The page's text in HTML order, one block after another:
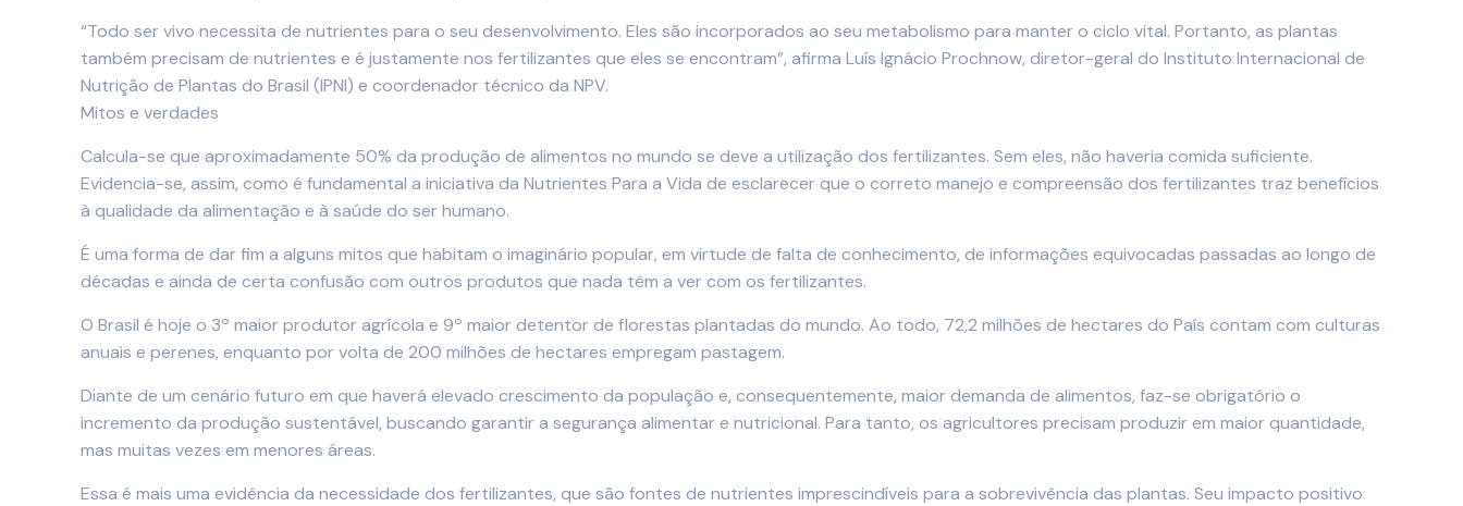
“Todo ser vivo necessita de nutrientes para o seu desenvolvimento. Eles são incorporados ao seu metabolismo para manter o ciclo vital. Portanto, as plantas
também precisam de nutrientes e é justamente nos fertilizantes que eles se encontram”, afirma Luís Ignácio Prochnow, diretor-geral do Instituto Internacional de
Nutrição de Plantas do Brasil (IPNI) e coordenador técnico da NPV.
Mitos e verdades
Calcula-se que aproximadamente 50% da produção de alimentos no mundo se deve a utilização dos fertilizantes. Sem eles, não haveria comida suficiente.
Evidencia-se, assim, como é fundamental a iniciativa da Nutrientes Para a Vida de esclarecer que o correto manejo e compreensão dos fertilizantes traz benefícios
à qualidade da alimentação e à saúde do ser humano.
É uma forma de dar fim a alguns mitos que habitam o imaginário popular, em virtude de falta de conhecimento, de informações equivocadas passadas ao longo de
décadas e ainda de certa confusão com outros produtos que nada têm a ver com os fertilizantes.
O Brasil é hoje o 3º maior produtor agrícola e 9º maior detentor de florestas plantadas do mundo. Ao todo, 72,2 milhões de hectares do País contam com culturas
anuais e perenes, enquanto por volta de 200 milhões de hectares empregam pastagem.
Diante de um cenário futuro em que haverá elevado crescimento da população e, consequentemente, maior demanda de alimentos, faz-se obrigatório o
incremento da produção sustentável, buscando garantir a segurança alimentar e nutricional. Para tanto, os agricultores precisam produzir em maior quantidade,
mas muitas vezes em menores áreas.
Essa é mais uma evidência da necessidade dos fertilizantes, que são fontes de nutrientes imprescindíveis para a sobrevivência das plantas. Seu impacto positivo